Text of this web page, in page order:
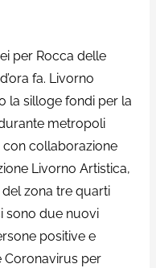
per Rocca delle
fa. Livorno
la silloge fondi per la
metropoli
con collaborazione
Livorno Artistica,
zona tre quarti
sono due nuovi
positive e
Coronavirus per